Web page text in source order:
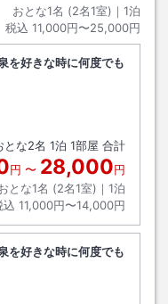
おとな1名 (2名1室)｜ 1泊
税込 11,000円〜25,000円
を好きな時に何度でも
とな2名 1泊 1部屋 合計
円 〜 28,000円
とな1名 (2名1室)｜ 1泊
込 11,000円〜14,000円
を好きな時に何度でも